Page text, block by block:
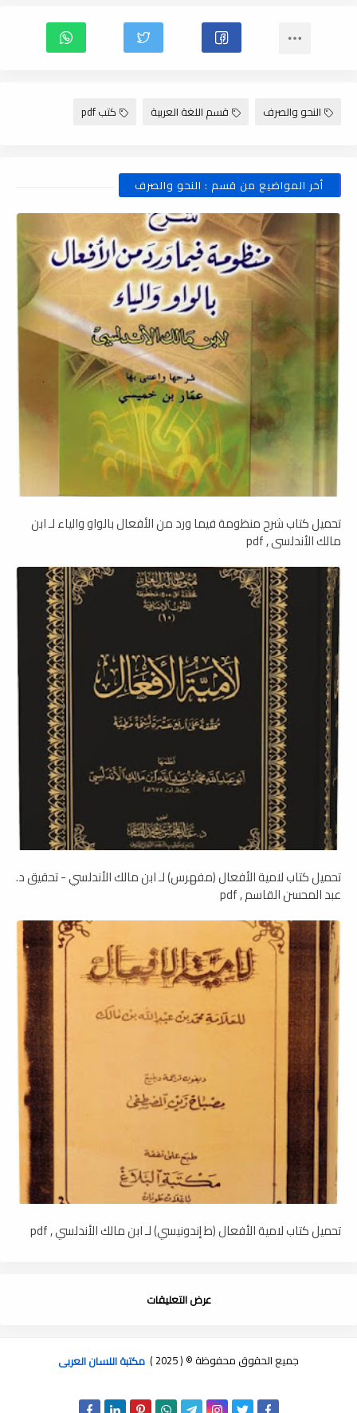
النحو والصرف قسم اللغة العربية كتب pdf
أخر المواضيع من قسم : النحو والصرف
تحميل كتاب شرح منظومة فيما ورد من الأفعال بالواو والياء لـ ابن
مالك الأندلسي , pdf
تحميل كتاب لامية الأفعال (مفهرس) لـ ابن مالك الأندلسي - تحقيق د.
عبد المحسن القاسم , pdf
تحميل كتاب لامية الأفعال (ط إندونيسي) لـ ابن مالك الأندلسي , pdf
عرض التعليقات
جميع الحقوق محفوظة © ( 2025 ) مكتبة اللسان العربى